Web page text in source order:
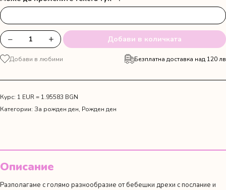
количество
за
Сет
за
рожден
− + Добави в количката
Добави в любими Безплатна доставка над 120 лв
Курс: 1 EUR = 1.95583 BGN
Категории: За рожден ден, Рожден ден
Описание
Разполагаме с голямо разнообразие от бебешки дрехи с послание и